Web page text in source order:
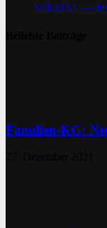
SPEZIAL —
Familien-KG: